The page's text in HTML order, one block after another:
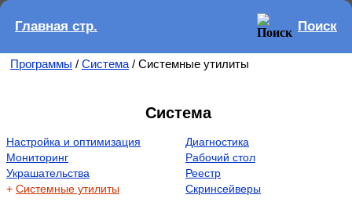
Главная стр. Поиск
Программы / Система / Системные утилиты
Система
Настройка и оптимизация
Диагностика
Мониторинг
Рабочий стол
Украшательства
Реестр
+ Системные утилиты Скринсейверы